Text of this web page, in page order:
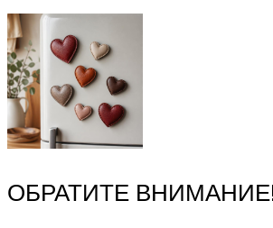
ОБРАТИТЕ